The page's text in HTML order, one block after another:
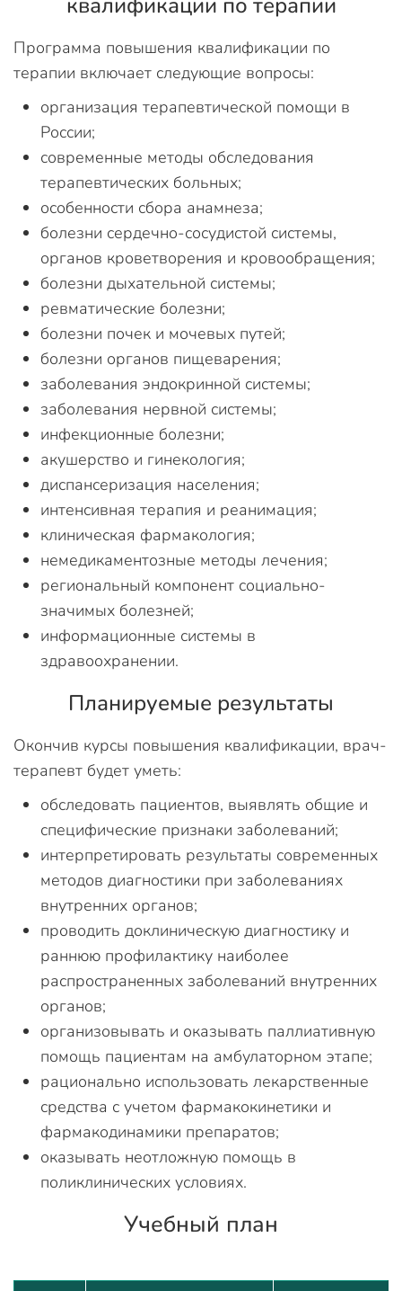
Программа повышения квалификации по
терапии включает следующие вопросы:
организация терапевтической помощи в
России;
современные методы обследования
терапевтических больных;
особенности сбора анамнеза;
болезни сердечно-сосудистой системы,
органов кроветворения и кровообращения;
болезни дыхательной системы;
ревматические болезни;
болезни почек и мочевых путей;
болезни органов пищеварения;
заболевания эндокринной системы;
заболевания нервной системы;
инфекционные болезни;
акушерство и гинекология;
диспансеризация населения;
интенсивная терапия и реанимация;
клиническая фармакология;
немедикаментозные методы лечения;
региональный компонент социально-
значимых болезней;
информационные системы в
здравоохранении.
Планируемые результаты
Окончив курсы повышения квалификации, врач-
терапевт будет уметь:
обследовать пациентов, выявлять общие и
специфические признаки заболеваний;
интерпретировать результаты современных
методов диагностики при заболеваниях
внутренних органов;
проводить доклиническую диагностику и
раннюю профилактику наиболее
распространенных заболеваний внутренних
органов;
организовывать и оказывать паллиативную
помощь пациентам на амбулаторном этапе;
рационально использовать лекарственные
средства с учетом фармакокинетики и
фармакодинамики препаратов;
оказывать неотложную помощь в
поликлинических условиях.
Учебный план